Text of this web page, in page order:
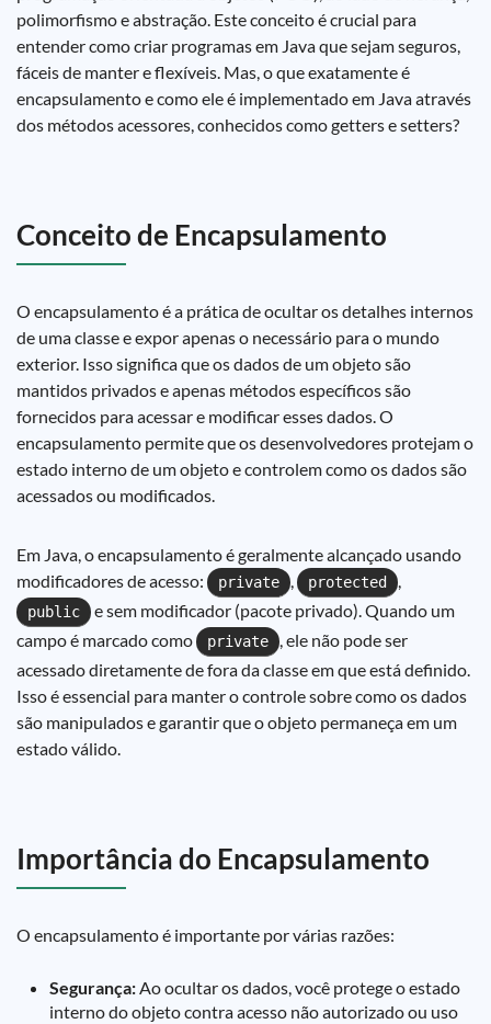
polimorfismo e abstração. Este conceito é crucial para
entender como criar programas em Java que sejam seguros,
fáceis de manter e flexíveis. Mas, o que exatamente é
encapsulamento e como ele é implementado em Java através
dos métodos acessores, conhecidos como getters e setters?
Conceito de Encapsulamento
O encapsulamento é a prática de ocultar os detalhes internos
de uma classe e expor apenas o necessário para o mundo
exterior. Isso significa que os dados de um objeto são
mantidos privados e apenas métodos específicos são
fornecidos para acessar e modificar esses dados. O
encapsulamento permite que os desenvolvedores protejam o
estado interno de um objeto e controlem como os dados são
acessados ou modificados.
Em Java, o encapsulamento é geralmente alcançado usando
modificadores de acesso:
private , protected ,
public
e sem modificador (pacote privado). Quando um
campo é marcado como
private
, ele não pode ser
acessado diretamente de fora da classe em que está definido.
Isso é essencial para manter o controle sobre como os dados
são manipulados e garantir que o objeto permaneça em um
estado válido.
Importância do Encapsulamento
O encapsulamento é importante por várias razões:
Segurança:Ao ocultar os dados, você protege o estado
interno do objeto contra acesso não autorizado ou uso